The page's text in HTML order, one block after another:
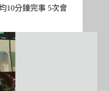
10分鐘完事 5次會